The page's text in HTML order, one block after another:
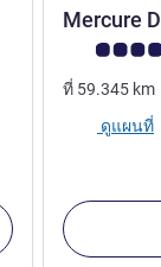
Mercure
คะแนนควา
ที่ 59.345 km
ดูแผนที่